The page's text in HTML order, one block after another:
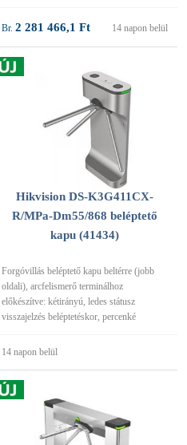
2 281 466,1 Ft 14 napon belül
Hikvision DS-K3G411CX-
R/MPa-Dm55/868 beléptető
kapu (41434)
Forgóvillás beléptető kapu beltérre (jobb
oldali), arcfelismerő terminálhoz
előkészítve: kétirányú, ledes státusz
visszajelzés beléptetéskor, percenké
14 napon belül